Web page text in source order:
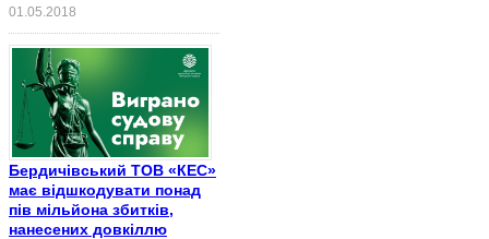
01.05.2018
Бердичівський ТОВ «КЕС»
має відшкодувати понад
пів мільйона збитків,
нанесених довкіллю